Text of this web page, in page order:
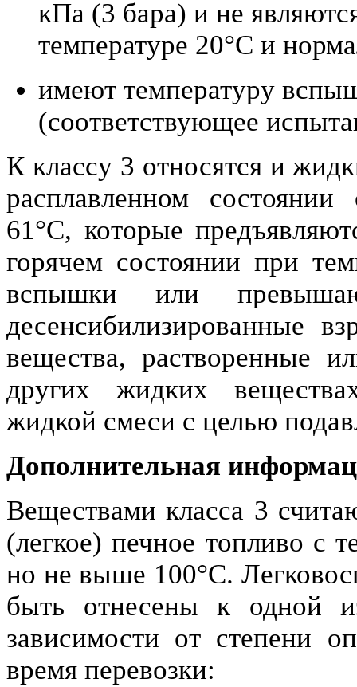
кПа (3 бара) и не
температуре 20°C и
имеют температуру
(соответствующее
К классу 3 относятся и
расплавленном
61°C, которые
горячем состоянии при
вспышки или
десенсибилизированные
вещества, растворенные
других жидких
жидкой смеси с целью
Дополнительная
Веществами класса 3
(легкое) печное топливо с
но не выше 100°С.
быть отнесены к одной
зависимости от степени
время перевозки: